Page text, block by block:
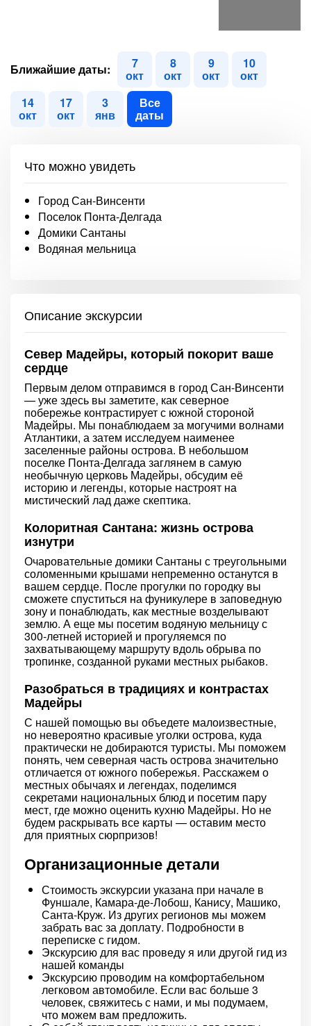
Ближайшие даты: 7
окт
8
окт
9
окт
10
окт
14
окт
17
окт
3
янв
Все
даты
Что можно увидеть
Город Сан-Винсенти
Поселок Понта-Делгада
Домики Сантаны
Водяная мельница
Описание экскурсии
Север Мадейры, который покорит ваше
сердце
Первым делом отправимся в город Сан-Винсенти
— уже здесь вы заметите, как северное
побережье контрастирует с южной стороной
Мадейры. Мы понаблюдаем за могучими волнами
Атлантики, а затем исследуем наименее
заселенные районы острова. В небольшом
поселке Понта-Делгада заглянем в самую
необычную церковь Мадейры, обсудим её
историю и легенды, которые настроят на
мистический лад даже скептика.
Колоритная Сантана: жизнь острова
изнутри
Очаровательные домики Сантаны с треугольными
соломенными крышами непременно останутся в
вашем сердце. После прогулки по городку вы
сможете спуститься на фуникулере в заповедную
зону и понаблюдать, как местные возделывают
землю. А еще мы посетим водяную мельницу с
300-летней историей и прогуляемся по
захватывающему маршруту вдоль обрыва по
тропинке, созданной руками местных рыбаков.
Разобраться в традициях и контрастах
Мадейры
С нашей помощью вы объедете малоизвестные,
но невероятно красивые уголки острова, куда
практически не добираются туристы. Мы поможем
понять, чем северная часть острова значительно
отличается от южного побережья. Расскажем о
местных обычаях и легендах, поделимся
секретами национальных блюд и посетим пару
мест, где можно оценить кухню Мадейры. Но не
будем раскрывать все карты — оставим место
для приятных сюрпризов!
Организационные детали
Стоимость экскурсии указана при начале в
Фуншале, Камара-де-Лобош, Канису, Машико,
Санта-Круж. Из других регионов мы можем
забрать вас за доплату. Подробности в
переписке с гидом.
Экскурсию для вас проведу я или другой гид из
нашей команды
Экскурсию проводим на комфортабельном
легковом автомобиле. Если вас больше 3
человек, свяжитесь с нами, и мы подумаем,
что можем вам предложить.